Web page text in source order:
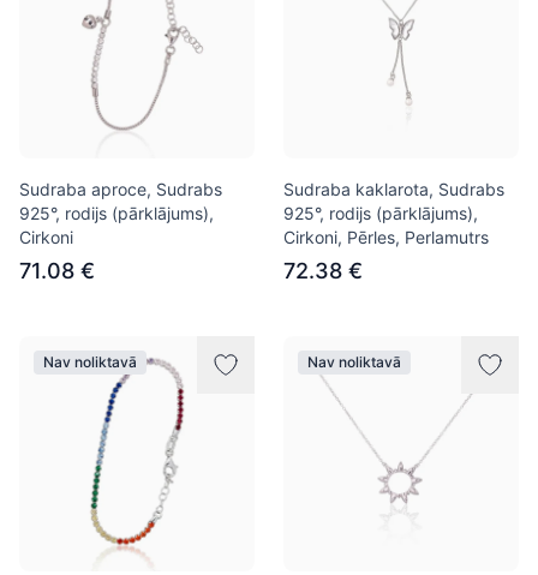
Sudraba aproce, Sudrabs
925°, rodijs (pārklājums),
Cirkoni
71.08 €
Sudraba kaklarota, Sudrabs
925°, rodijs (pārklājums),
Cirkoni, Pērles, Perlamutrs
72.38 €
Nav noliktavā Nav noliktavā